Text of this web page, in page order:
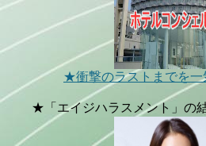
★衝撃のラストまでを一
★「エイジハラスメント」の